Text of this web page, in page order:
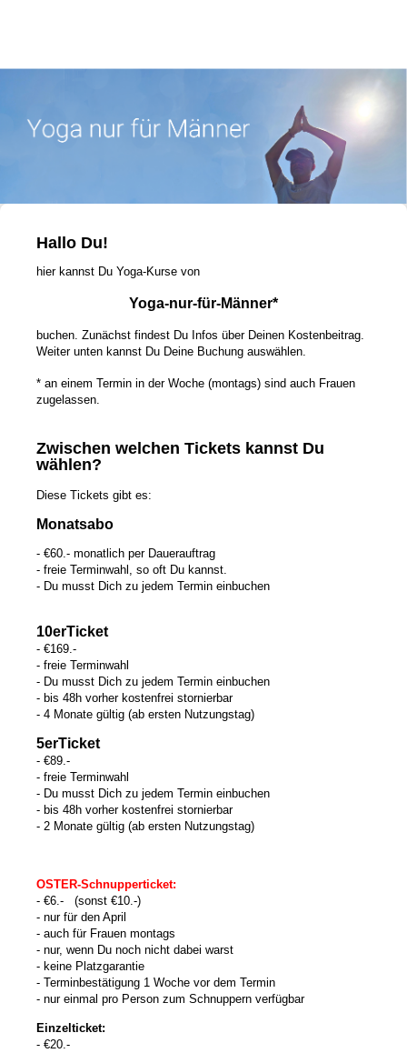
Hallo Du!
hier kannst Du Yoga-Kurse von
Yoga-nur-für-Männer*
buchen. Zunächst findest Du Infos über Deinen Kostenbeitrag.
Weiter unten kannst Du Deine Buchung auswählen.
* an einem Termin in der Woche (montags) sind auch Frauen
zugelassen.
Zwischen welchen Tickets kannst Du
wählen?
Diese Tickets gibt es:
Monatsabo
- €60.- monatlich per Dauerauftrag
- freie Terminwahl, so oft Du kannst.
- Du musst Dich zu jedem Termin einbuchen
10erTicket
- €169.-
- freie Terminwahl
- Du musst Dich zu jedem Termin einbuchen
- bis 48h vorher kostenfrei stornierbar
- 4 Monate gültig (ab ersten Nutzungstag)
5erTicket
- €89.-
- freie Terminwahl
- Du musst Dich zu jedem Termin einbuchen
- bis 48h vorher kostenfrei stornierbar
- 2 Monate gültig (ab ersten Nutzungstag)
OSTER-Schnupperticket:
- €6.- (sonst €10.-)
- nur für den April
- auch für Frauen montags
- nur, wenn Du noch nicht dabei warst
- keine Platzgarantie
- Terminbestätigung 1 Woche vor dem Termin
- nur einmal pro Person zum Schnuppern verfügbar
Einzelticket:
- €20.-